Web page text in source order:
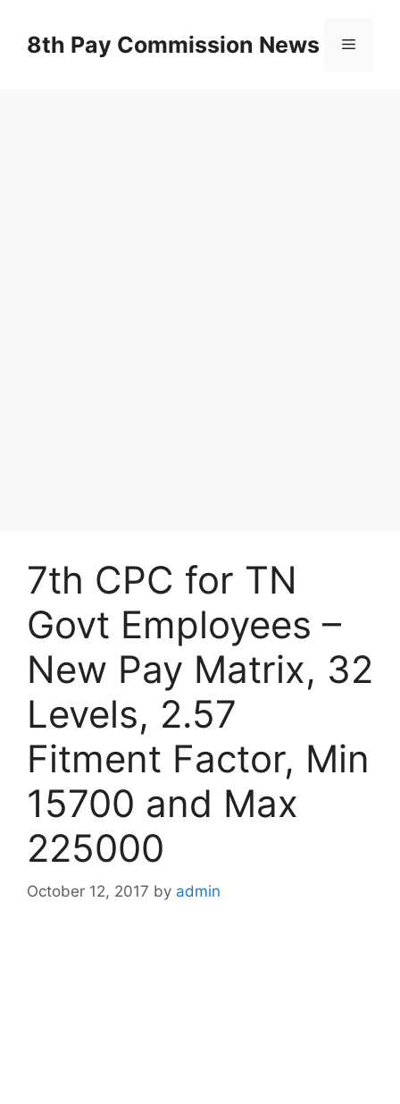
content8th Pay Commission News Menu
7th CPC for TN
Govt Employees –
New Pay Matrix, 32
Levels, 2.57
Fitment Factor, Min
15700 and Max
225000
October 12, 2017 by admin